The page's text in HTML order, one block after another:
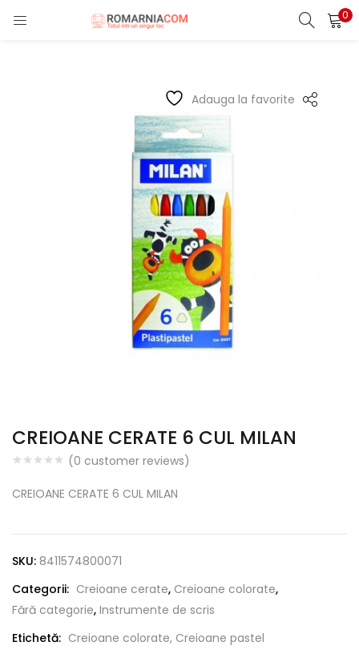
0
LOGIN REGISTER
Lost password?
Adauga la favorite
CREIOANE CERATE 6 CUL MILAN
(0 customer reviews)
CREIOANE CERATE 6 CUL MILAN
SKU: 8411574800071
Categorii: Creioane cerate, Creioane colorate,
Fără categorie, Instrumente de scris
Etichetă: Creioane colorate, Creioane pastel